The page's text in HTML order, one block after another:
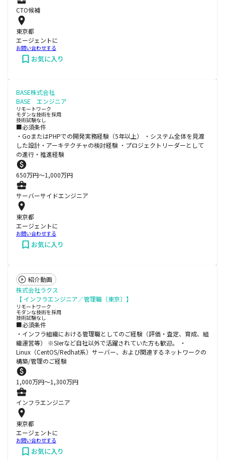
CTO候補
東京都
エージェントに
お問い合わせする
お気に入り
BASE株式会社
BASE エンジニア
リモートワーク
モダンな技術を採用
技術試験なし
■必須条件
・GoまたはPHPでの開発実務経験（5年以上） ・システム全体を見渡
した設計・アーキテクチャの検討経験 ・プロジェクトリーダーとして
の進行・推進経験
650万円〜1,000万円
サーバーサイドエンジニア
東京都
エージェントに
お問い合わせする
お気に入り
紹介動画
株式会社ラクス
【 インフラエンジニア／管理職（東京）】
リモートワーク
モダンな技術を採用
技術試験なし
■必須条件
・インフラ組織における管理職としてのご経験（評価・査定、育成、組
織運営等） ※SIerなど自社以外で活躍されていた方も歓迎。 ・
Linux（CentOS/Redhat系）サーバー、および関連するネットワークの
構築/管理のご経験
1,000万円〜1,300万円
インフラエンジニア
東京都
エージェントに
お問い合わせする
お気に入り